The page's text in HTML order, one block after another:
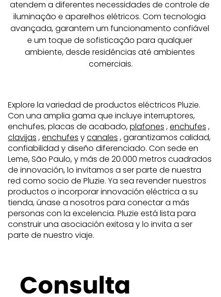
atendem a diferentes necessidades de controle de
iluminação e aparelhos elétricos. Com tecnologia
avançada, garantem um funcionamento confiável
e um toque de sofisticação para qualquer
ambiente, desde residências até ambientes
comerciais.
Explore la variedad de productos eléctricos Pluzie.
Con una amplia gama que incluye interruptores,
enchufes, placas de acabado,plafones ,enchufes ,
clavijas ,enchufes ycanales , garantizamos calidad,
confiabilidad y diseño diferenciado. Con sede en
Leme, São Paulo, y más de 20.000 metros cuadrados
de innovación, lo invitamos a ser parte de nuestra
red como socio de Pluzie. Ya sea revender nuestros
productos o incorporar innovación eléctrica a su
tienda, únase a nosotros para conectar a más
personas con la excelencia. Pluzie está lista para
construir una asociación exitosa y lo invita a ser
parte de nuestro viaje.
Consulta